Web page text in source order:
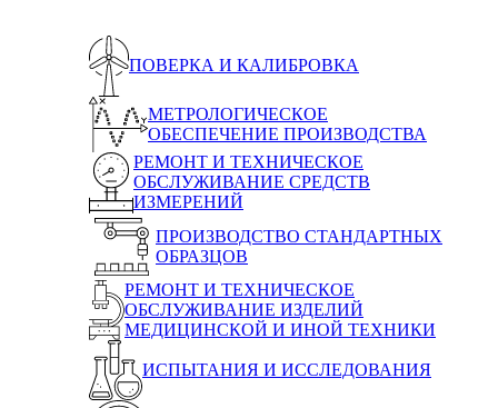
ПОВЕРКА И КАЛИБРОВКА
МЕТРОЛОГИЧЕСКОЕ
ОБЕСПЕЧЕНИЕ ПРОИЗВОДСТВА
РЕМОНТ И ТЕХНИЧЕСКОЕ
ОБСЛУЖИВАНИЕ СРЕДСТВ
ИЗМЕРЕНИЙ
ПРОИЗВОДСТВО СТАНДАРТНЫХ
ОБРАЗЦОВ
РЕМОНТ И ТЕХНИЧЕСКОЕ
ОБСЛУЖИВАНИЕ ИЗДЕЛИЙ
МЕДИЦИНСКОЙ И ИНОЙ ТЕХНИКИ
ИСПЫТАНИЯ И ИССЛЕДОВАНИЯ